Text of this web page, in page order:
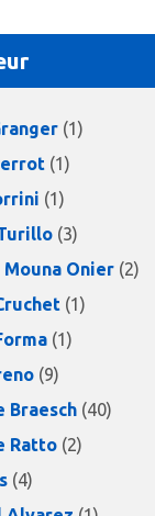
(1)
(1)
(1)
(3)
Mouna Onier (2)
(1)
(1)
(9)
Braesch (40)
Ratto (2)
(4)